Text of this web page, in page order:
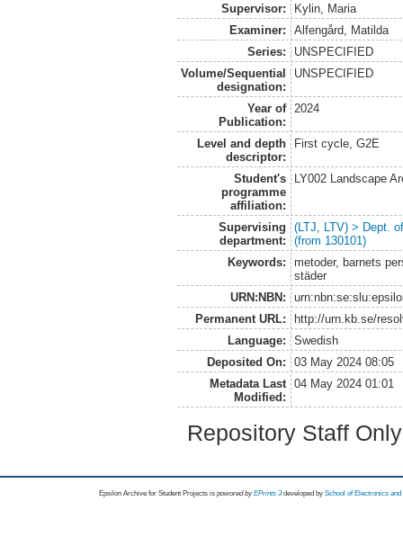
Supervisor:
Kylin, Maria
Examiner:
Alfengård, Matilda
Series:
UNSPECIFIED
Volume/Sequential
designation:
UNSPECIFIED
Year of
Publication:
2024
Level and depth
descriptor:
First cycle, G2E
Student's
programme
affiliation:
LY002 Landscape
Supervising
department:
(LTJ, LTV) > Dept.
(from 130101)
Keywords:
metoder, barnets
städer
URN:NBN:
Permanent URL:
http://urn.kb.se/
Language:
Swedish
Deposited On:
03 May 2024 08:05
Metadata Last
Modified:
04 May 2024 01:01
Repository Staff
Epsilon Archive for Student Projects is powored byEPrints 3 developed by School of Electronics